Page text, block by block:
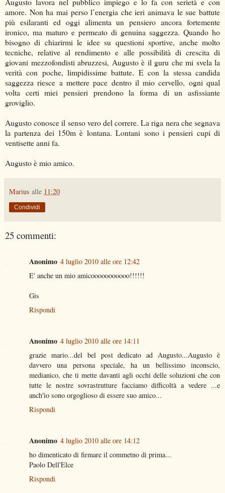
amore. Non ha mai perso l’energia che ieri animava le sue battute
più esilaranti ed oggi alimenta un pensiero ancora fortemente
ironico, ma maturo e permeato di genuina saggezza. Quando ho
bisogno di chiarirmi le idee su questioni sportive, anche molto
tecniche, relative al rendimento e alle possibilità di crescita di
giovani mezzofondisti abruzzesi, Augusto è il guru che mi svela la
verità con poche, limpidissime battute. E con la stessa candida
saggezza riesce a mettere pace dentro il mio cervello, ogni qual
volta certi miei pensieri prendono la forma di un asfissiante
groviglio.
Augusto conosce il senso vero del correre. La riga nera che segnava
la partenza dei 150m è lontana. Lontani sono i pensieri cupi di
ventisette anni fa.
Augusto è mio amico.
Marius alle 11:20
Condividi
25 commenti:
Anonimo 4 luglio 2010 alle ore 12:42
E' anche un mio amicooooooooooo!!!!!!
Gis
Rispondi
Anonimo 4 luglio 2010 alle ore 14:11
grazie mario...del bel post dedicato ad Augusto...Augusto è
davvero una persona speciale, ha un bellissimo inconscio,
medianico, che ti mette davanti agli occhi delle soluzioni che con
tutte le nostre sovrastrutture facciamo difficoltà a vedere ...e
anch'ìo sono orgoglioso di essere suo amico...
Rispondi
Anonimo 4 luglio 2010 alle ore 14:12
ho dimenticato di firmare il commetno di prima...
Paolo Dell'Elce
Rispondi